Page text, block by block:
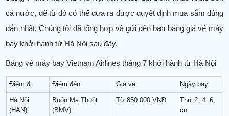
cả nước, để từ đó có thể đưa ra được quyết định mua sắm đúng
đắn nhất. Chúng tôi đã tổng hợp và gửi đến bạn bảng giá vé máy
bay khởi hành từ Hà Nội sau đây.
Bảng vé máy bay Vietnam Airlines tháng 7 khởi hành từ Hà Nội
Điểm đi Điểm đến Giá vé Ngày bay
Hà Nội
(HAN)
Buôn Ma Thuột
(BMV)
Từ 850,000 VNĐ
Thứ 2, 4, 6,
cn